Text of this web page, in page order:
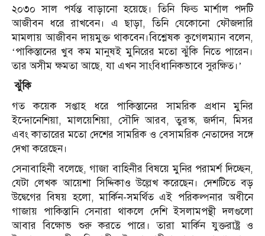
২০৩০ সাল পর্যন্ত বাড়ানো হয়েছে। তিনি ফিল্ড মার্শাল পদটি
আজীবন ধরে রাখবেন। এ ছাড়া, তিনি যেকোনো ফৌজদারি
মামলায় আজীবন দায়মুক্ত থাকবেন।বিশ্লেষক কুগেলম্যান বলেন,
‘পাকিস্তানের খুব কম মানুষই মুনিরের মতো ঝুঁকি নিতে পারেন।
তার অসীম ক্ষমতা আছে, যা এখন সাংবিধানিকভাবে সুরক্ষিত।’
ঝুঁকি
গত কয়েক সপ্তাহ ধরে পাকিস্তানের সামরিক প্রধান মুনির
ইন্দোনেশিয়া, মালয়েশিয়া, সৌদি আরব, তুরস্ক, জর্দান, মিসর
এবং কাতারের মতো দেশের সামরিক ও বেসামরিক নেতাদের সঙ্গে
দেখা করেছেন।
সেনাবাহিনী বলেছে, গাজা বাহিনীর বিষয়ে মুনির পরামর্শ দিচ্ছেন,
যেটা লেখক আয়েশা সিদ্দিকাও উল্লেখ করেছেন। দেশটিতে বড়
উদ্বেগের বিষয় হলো, মার্কিন-সমর্থিত এই পরিকল্পনার অধীনে
গাজায় পাকিস্তানি সেনারা থাকলে দেশি ইসলামপন্থী দলগুলো
আবার বিক্ষোভ শুরু করতে পারে। তারা মার্কিন যুক্তরাষ্ট্র ও